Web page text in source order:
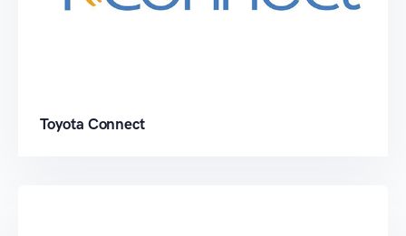
Toyota Connect